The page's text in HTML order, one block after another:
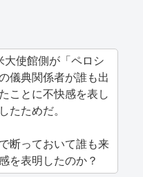
大使館側が「ペロシ
儀典関係者が誰も出
ことに不快感を表し
たためだ。
断っておいて誰も来
を表明したのか？